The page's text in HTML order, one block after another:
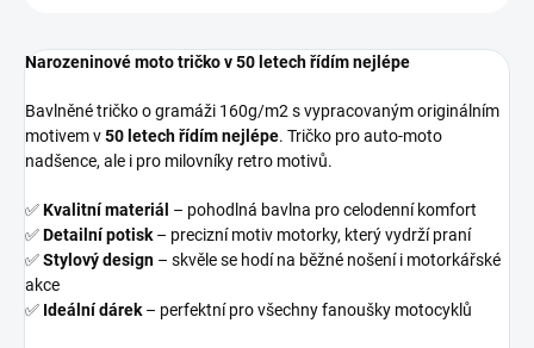
Narozeninové moto tričko v 50 letech řídím nejlépe
Bavlněné tričko o gramáži 160g/m2 s vypracovaným originálním
motivem v50 letech řídím nejlépe. Tričko pro auto-moto
nadšence, ale i pro milovníky retro motivů.
✅Kvalitní materiál – pohodlná bavlna pro celodenní komfort
✅Detailní potisk – precizní motiv motorky, který vydrží praní
✅Stylový design – skvěle se hodí na běžné nošení i motorkářské
akce
✅ Ideální dárek – perfektní pro všechny fanoušky motocyklů